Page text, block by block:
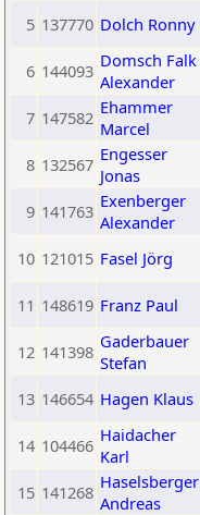
5 137770 Dolch Ronny
6 144093 Domsch Falk
Alexander
7 147582 Ehammer
Marcel
8 132567 Engesser
Jonas
9 141763 Exenberger
Alexander
10 121015 Fasel Jörg
11 148619 Franz Paul
12 141398 Gaderbauer
Stefan
13 146654 Hagen Klaus
14 104466 Haidacher
Karl
15 141268 Haselsberger
Andreas